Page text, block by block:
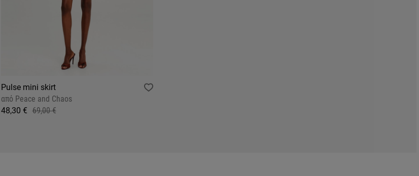
Pulse mini skirt
από Peace and Chaos
48,30 € 69,00 €